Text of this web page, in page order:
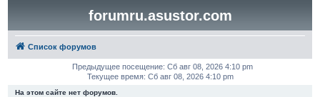
forumru.asustor.com
Список форумов
Предыдущее посещение: Сб авг 08, 2026 4:10 pm
Текущее время: Сб авг 08, 2026 4:10 pm
На этом сайте нет форумов.